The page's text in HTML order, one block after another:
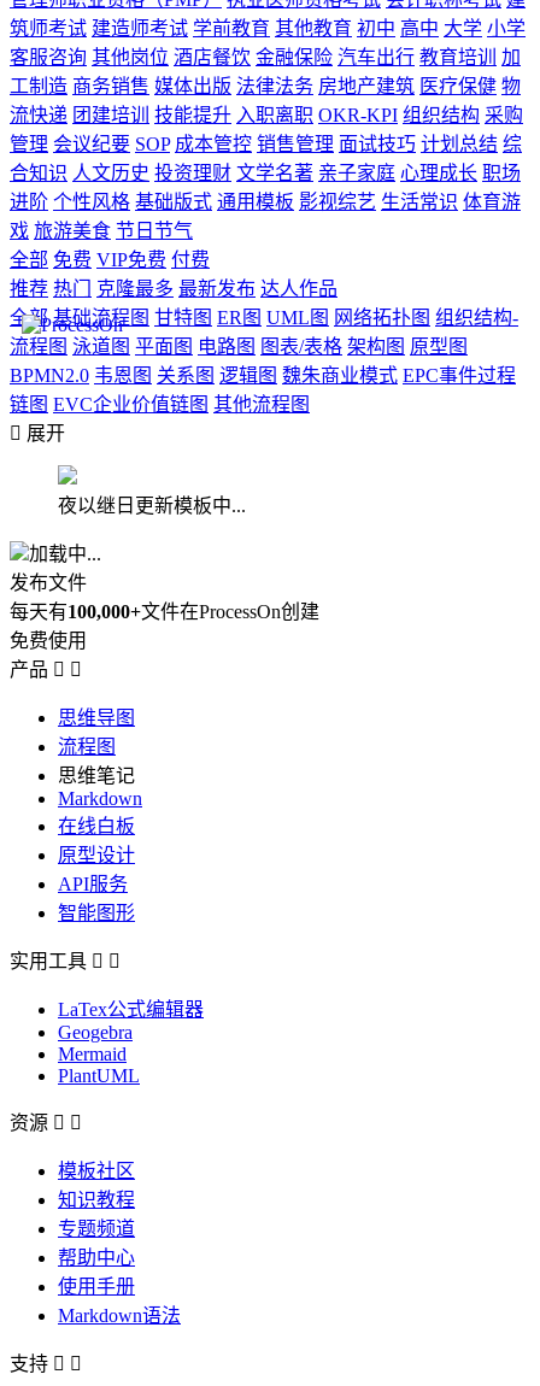
筑师考试 建造师考试 学前教育 其他教育 初中 高中 大学 小学
客服咨询 其他岗位 酒店餐饮 金融保险 汽车出行 教育培训
加
工制造 商务销售 媒体出版 法律法务 房地产建筑 医疗保健 物
流快递 团建培训 技能提升 入职离职 OKR-KPI 组织结构 采购
管理 会议纪要 SOP 成本管控 销售管理 面试技巧 计划总结 综
合知识 人文历史 投资理财 文学名著 亲子家庭 心理成长 职场
进阶 个性风格 基础版式 通用模板 影视综艺 生活常识 体育游
戏 旅游美食 节日节气
全部 免费 VIP免费 付费
推荐 热门 克隆最多 最新发布 达人作品
全部 基础流程图 甘特图 ER图 UML图 网络拓扑图 组织结构-
流程图 泳道图 平面图 电路图 图表/表格 架构图 原型图
BPMN2.0 韦恩图 关系图 逻辑图 魏朱商业模式 EPC事件过程
链图 EVC企业价值链图 其他流程图
 展开
夜以继日更新模板中...
加载中...
发布文件
每天有100,000+文件在ProcessOn创建
免费使用
产品  
思维导图
流程图
思维笔记
Markdown
在线白板
原型设计
API服务
智能图形
实用工具  
LaTex公式编辑器
Geogebra
Mermaid
PlantUML
资源  
模板社区
知识教程
专题频道
帮助中心
使用手册
Markdown语法
支持  